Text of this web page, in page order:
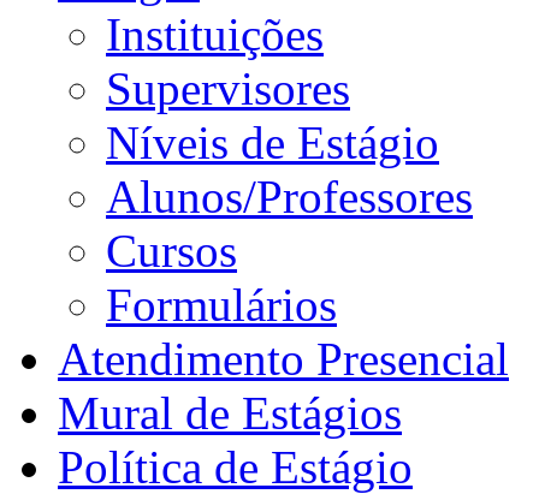
Instituições
Supervisores
Níveis de Estágio
Alunos/Professores
Cursos
Formulários
Atendimento Presencial
Mural de Estágios
Política de Estágio